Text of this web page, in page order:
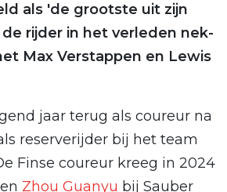
als 'de grootste uit zijn
rijder in het verleden nek-
Max Verstappen en Lewis
jaar terug als coureur na
reserverijder bij het team
Finse coureur kreeg in 2024
Zhou Guanyu bij Sauber